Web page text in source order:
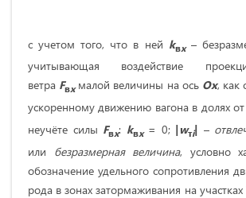
с учетом того, что в ней kвx–
учитывающая воздействие
ветра Fвxмалой величины на ось Ox, как
ускоренному движению вагона в долях от
неучёте силы Fвx: kвx= 0; |wтi| –
или безразмерная величина, условно
обозначение удельного сопротивления
рода в зонах затормаживания на